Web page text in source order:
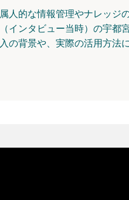
属人的な情報管理やナレッジ
（インタビュー当時）の宇都
入の背景や、実際の活用方法